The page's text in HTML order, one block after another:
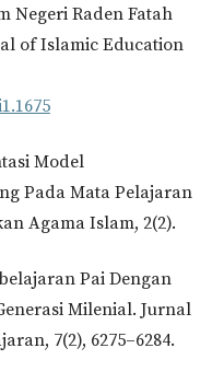
Negeri Raden Fatah
of Islamic Education
Model
Pada Mata Pelajaran
Agama Islam, 2(2).
Pai Dengan
Milenial. Jurnal
7(2), 6275–6284.